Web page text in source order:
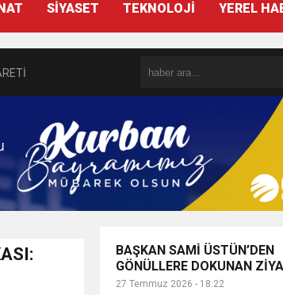
SİYASET TEKNOLOJİ YEREL
VAR?
BAŞKAN SAMİ ÜSTÜN’DEN
GÖNÜLLERE DOKUNAN
27 Temmuz 2026 - 18:22